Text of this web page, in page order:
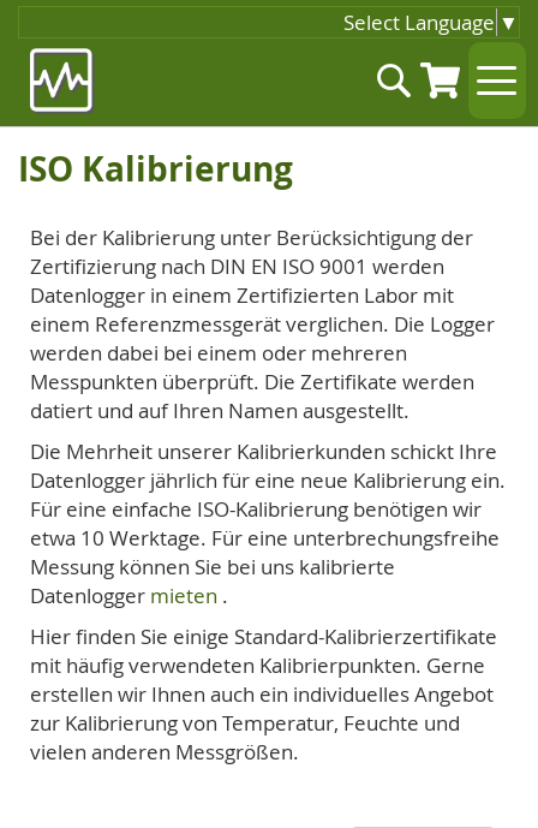
Select Language ▼
Inhalt
springen
Suche
ISO Kalibrierung
Bei der Kalibrierung unter Berücksichtigung der
Zertifizierung nach DIN EN ISO 9001 werden
Datenlogger in einem Zertifizierten Labor mit
einem Referenzmessgerät verglichen. Die Logger
werden dabei bei einem oder mehreren
Messpunkten überprüft. Die Zertifikate werden
datiert und auf Ihren Namen ausgestellt.
Die Mehrheit unserer Kalibrierkunden schickt Ihre
Datenlogger jährlich für eine neue Kalibrierung ein.
Für eine einfache ISO-Kalibrierung benötigen wir
etwa 10 Werktage. Für eine unterbrechungsfreihe
Messung können Sie bei uns kalibrierte
Datenlogger mieten .
Hier finden Sie einige Standard-Kalibrierzertifikate
mit häufig verwendeten Kalibrierpunkten. Gerne
erstellen wir Ihnen auch ein individuelles Angebot
zur Kalibrierung von Temperatur, Feuchte und
vielen anderen Messgrößen.